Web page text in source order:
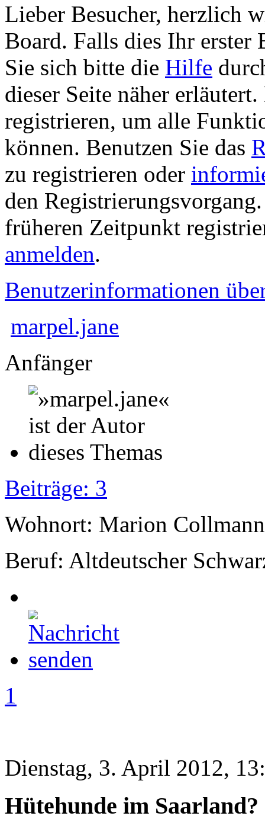
Lieber Besucher, herzlich
Board. Falls dies Ihr erster
Sie sich bitte die Hilfe
dieser Seite näher
registrieren, um alle
können. Benutzen Sie das
zu registrieren oder
den
früheren Zeitpunkt
anmelden.
Benutzerinformationen
marpel.jane
Anfänger
Beiträge: 3
Wohnort: Marion Collmann
Beruf: Altdeutscher
1
Dienstag, 3. April 2012,
Hütehunde im Saarland?